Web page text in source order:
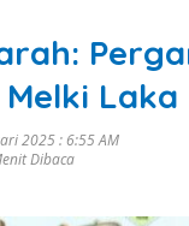
2025 : 6:55 AM
Dibaca